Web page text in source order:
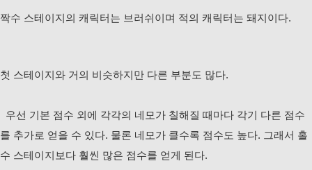
짝수 스테이지의 캐릭터는 브러쉬이며 적의 캐릭터는 돼지이다.
첫 스테이지와 거의 비슷하지만 다른 부분도 많다.
우선 기본 점수 외에 각각의 네모가 칠해질 때마다 각기 다른 점수
를 추가로 얻을 수 있다. 물론 네모가 클수록 점수도 높다. 그래서 홀
수 스테이지보다 훨씬 많은 점수를 얻게 된다.